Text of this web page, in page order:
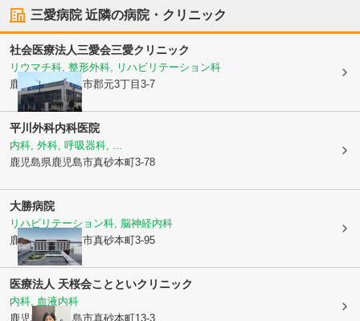
三愛病院近隣の病院・クリニック
社会医療法人三愛会三愛クリニック
リウマチ科, 整形外科, リハビリテーション科
鹿児島県鹿児島市郡元3丁目3-7
平川外科内科医院
内科, 外科, 呼吸器科, ...
鹿児島県鹿児島市真砂本町3-78
大勝病院
リハビリテーション科, 脳神経内科
鹿児島県鹿児島市真砂本町3-95
医療法人 天桜会ことといクリニック
内科, 血液内科
鹿児島県鹿児島市真砂本町13-3